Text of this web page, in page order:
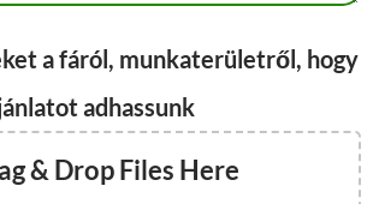
a fáról, munkaterületről, hogy
adhassunk
& Drop Files Here